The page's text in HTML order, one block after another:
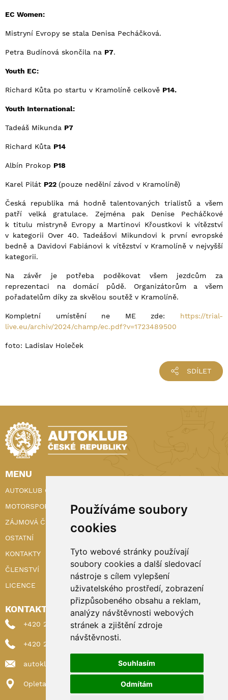
Používáme soubory
cookies
Tyto webové stránky používají
soubory cookies a další sledovací
nástroje s cílem vylepšení
uživatelského prostředí, zobrazení
přizpůsobeného obsahu a reklam,
analýzy návštěvnosti webových
stránek a zjištění zdroje
návštěvnosti.
Souhlasím
Odmítám
EC Women:
Mistryní Evropy se stala Denisa Pecháčková.
Petra Budínová skončila na P7.
Youth EC:
Richard Kůta po startu v Kramolíně celkově P14.
Youth International:
Tadeáš Mikunda P7
Richard Kůta P14
Albín Prokop P18
Karel Pilát P22 (pouze nedělní závod v Kramolíně)
Česká republika má hodně talentovaných trialistů a všem
patří velká gratulace. Zejména pak Denise Pecháčkové
k titulu mistryně Evropy a Martinovi Křoustkovi k vítězství
v kategorii Over 40. Tadeášovi Mikundovi k první evropské
bedně a Davidovi Fabiánovi k vítězství v Kramolíně v nejvyšší
kategorii.
Na závěr je potřeba poděkovat všem jezdcům za
reprezentaci na domácí půdě. Organizátorům a všem
pořadatelům díky za skvělou soutěž v Kramolíně.
Kompletní umístění ne ME zde: https://trial-
live.eu/archiv/2024/champ/ec.pdf?v=1723489500
foto: Ladislav Holeček
SDÍLET
MENU
AUTOKLUB ČR
MOTORSPORT
ZÁJMOVÁ ČINNOST
OSTATNÍ
KONTAKTY
ČLENSTVÍ
LICENCE
KONTAKTY
+420 222 898 224 (sekretariat)
+420 222 898 221 (členství)
autoklub@autoklub.cz
Opletalova 1337/29, 110 00 Praha 1